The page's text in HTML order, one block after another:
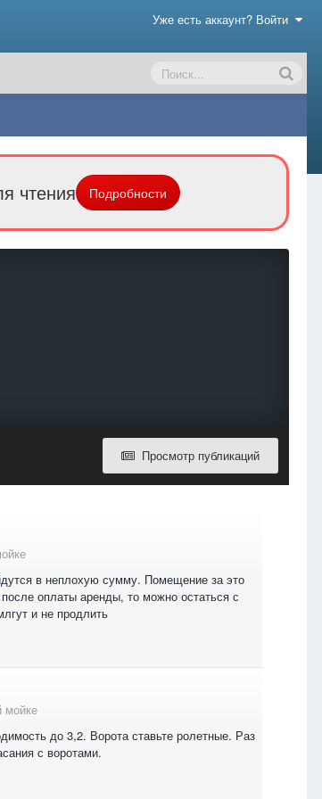
Уже есть аккаунт? Войти
чтения Подробности
Просмотр публикаций
в неплохую сумму. Помещение за это
оплаты аренды, то можно остаться с
и не продлить
мойке
до 3,2. Ворота ставьте ролетные. Раз
с воротами.